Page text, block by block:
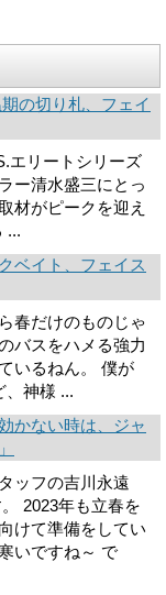
の切り札、フェイ
エリートシリーズ
ー清水盛三にとっ
材がピークを迎え
...
ベイト、フェイス
春だけのものじゃ
バスをハメる強力
いるねん。 僕が
、神様 ...
かない時は、ジャ
ッフの吉川永遠
2023年も立春を
けて準備をしてい
いですね～ で